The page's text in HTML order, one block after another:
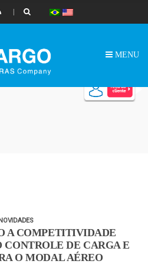
MENU
A COMPETITIVIDADE
DE CARGA E
O MODAL AÉREO